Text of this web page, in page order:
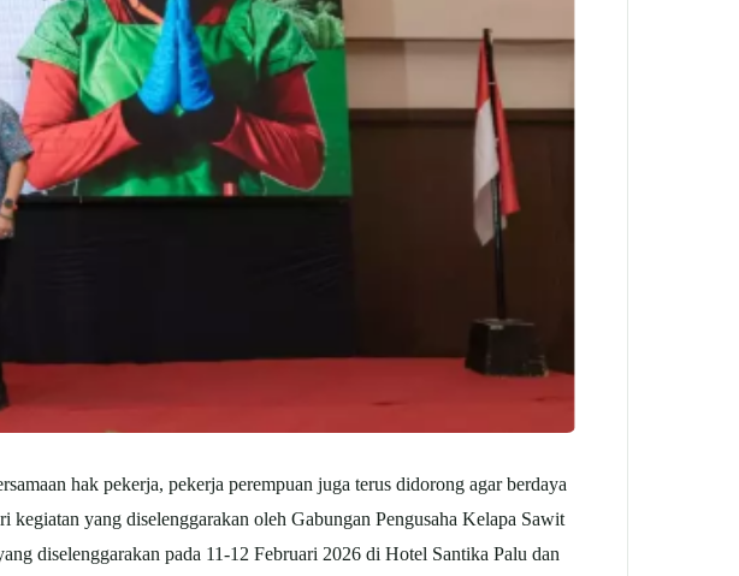
hak pekerja, pekerja perempuan juga terus didorong agar berdaya
yang diselenggarakan oleh Gabungan Pengusaha Kelapa Sawit
diselenggarakan pada 11-12 Februari 2026 di Hotel Santika Palu dan